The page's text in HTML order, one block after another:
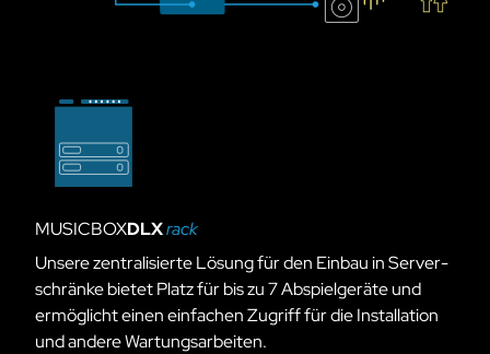
MUSICBOXDLXrack
Unsere zentralisierte Lösung für den Einbau in Ser­ver­
schrän­ke bietet Platz für bis zu 7 Abspielgeräte und
ermöglicht einen einfachen Zugriff für die Installation
und andere Wartungsarbeiten.